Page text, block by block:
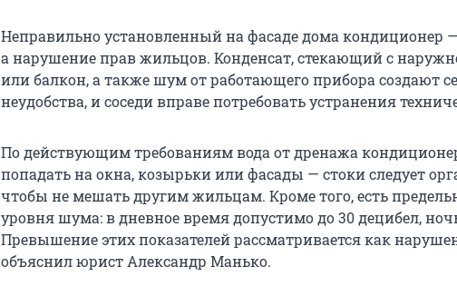
Неправильно установленный на фасаде дома кондиционер
а нарушение прав жильцов. Конденсат, стекающий с
или балкон, а также шум от работающего прибора создают
неудобства, и соседи вправе потребовать устранения
По действующим требованиям вода от дренажа
попадать на окна, козырьки или фасады — стоки следует
чтобы не мешать другим жильцам. Кроме того, есть
уровня шума: в дневное время допустимо до 30 децибел,
Превышение этих показателей рассматривается как
объяснил юрист Александр Манько.